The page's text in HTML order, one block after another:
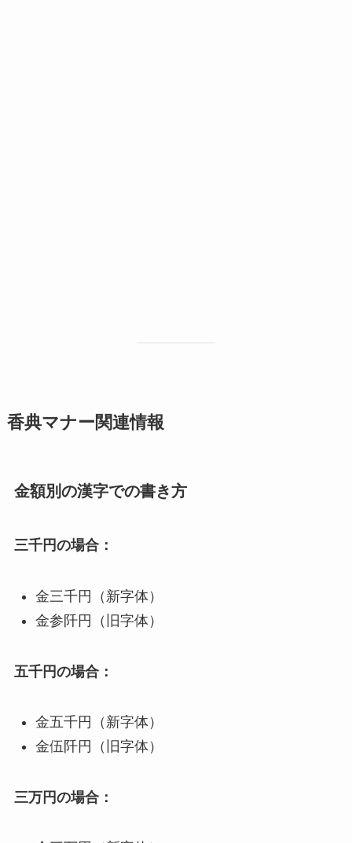
香典マナー関連情報
金額別の漢字での書き方
三千円の場合：
金三千円（新字体）
金参阡円（旧字体）
五千円の場合：
金五千円（新字体）
金伍阡円（旧字体）
三万円の場合：